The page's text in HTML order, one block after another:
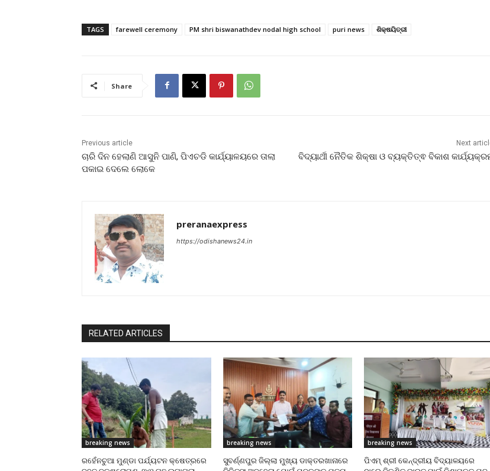
TAGS farewell ceremony PM shri biswanathdev nodal high school puri news ଶିକ୍ଷୟିତ୍ରୀ
Share
Previous article
ଚାରି ଦିନ ହେଲାଣି ଆସୁନି ପାଣି, ପିଏଚଡି କାର୍ଯ୍ୟାଳୟରେ ତାଲା
ପକାଇ ଦେଲେ ଲୋକେ
Next
ବିଦ୍ୟାର୍ଥୀ ନୈତିକ ଶିକ୍ଷା ଓ ବ୍ୟକ୍ତିତ୍ଵ ବିକାଶ
preranaexpress
https://odishanews24.in
RELATED ARTICLES
breaking news
ରହେଁନଚୁଆ ମୁଣ୍ଡା ପର୍ଯ୍ୟଟନ କ୍ଷେତ୍ରରେ
breaking news
ସୁବର୍ଣ୍ଣପୁର ଜିଲ୍ଲା ମୁଖ୍ୟ ଡାକ୍ତରଖାନାରେ
breaking news
ପିଏମ୍ ଶ୍ରୀ କେନ୍ଦ୍ରୀୟ ବିଦ୍ୟାଳୟରେ